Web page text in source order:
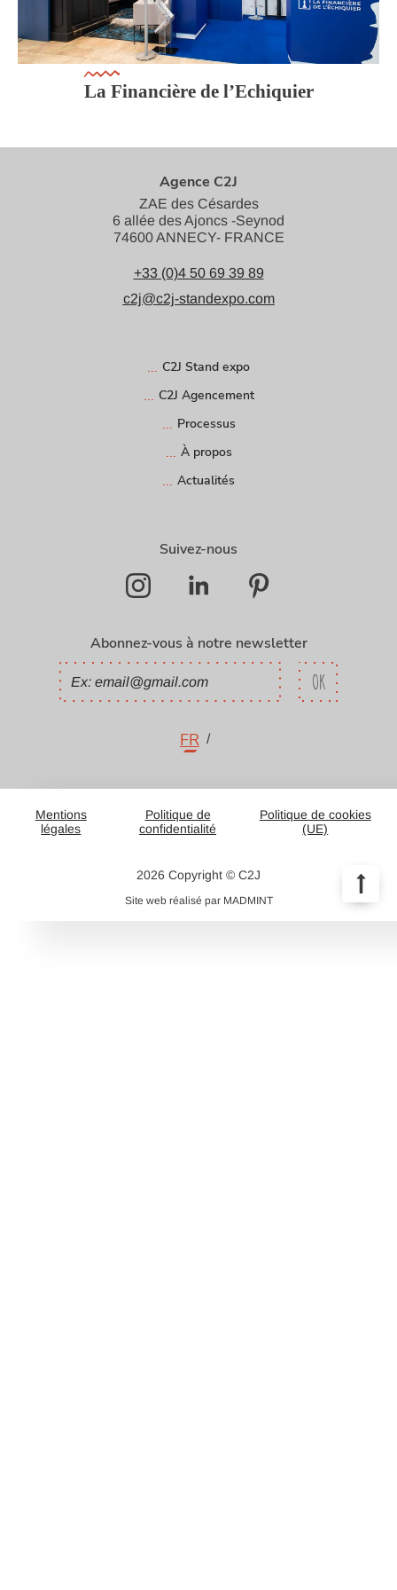
La Financière de l’Echiquier
Agence C2J
ZAE des Césardes
6 allée des Ajoncs -Seynod
74600 ANNECY- FRANCE
+33 (0)4 50 69 39 89
c2j@c2j-standexpo.com
C2J Stand expo
C2J Agencement
Processus
À propos
Actualités
Suivez-nous
Abonnez-vous à notre newsletter
FR
Mentions
légales
Politique de
confidentialité
Politique de cookies
(UE)
2026 Copyright © C2J
Site web réalisé par MADMINT